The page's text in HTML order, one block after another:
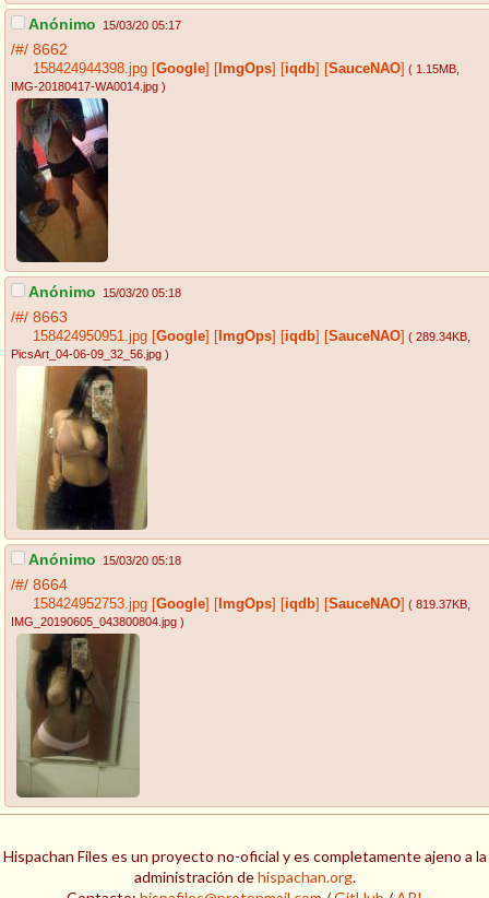
Anónimo 15/03/20 05:17
/#/ 8662
158424944398.jpg [Google] [ ImgOps] [iqdb] [SauceNAO] ( 1.15MB
IMG-20180417-WA0014.jpg )
Anónimo 15/03/20 05:18
/#/ 8663
158424950951.jpg [Google] [ ImgOps] [iqdb] [SauceNAO] ( 289.34KB
PicsArt_04-06-09_32_56.jpg )
Anónimo 15/03/20 05:18
/#/ 8664
158424952753.jpg [Google] [ ImgOps] [iqdb] [SauceNAO] ( 819.37KB
IMG_20190605_043800804.jpg )
Hispachan Files es un proyecto no-oficial y es completamente ajeno a la
administración dehispachan.org.